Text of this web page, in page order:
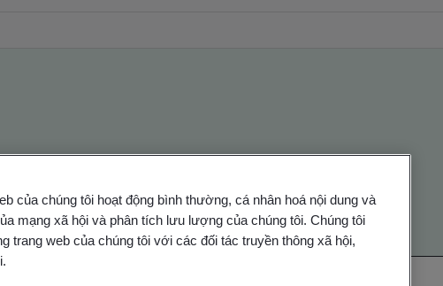
and Verification
của chúng tôi hoạt động bình thường, cá nhân hoá nội dung và
mạng xã hội và phân tích lưu lượng của chúng tôi. Chúng tôi
trang web của chúng tôi với các đối tác truyền thông xã hội,